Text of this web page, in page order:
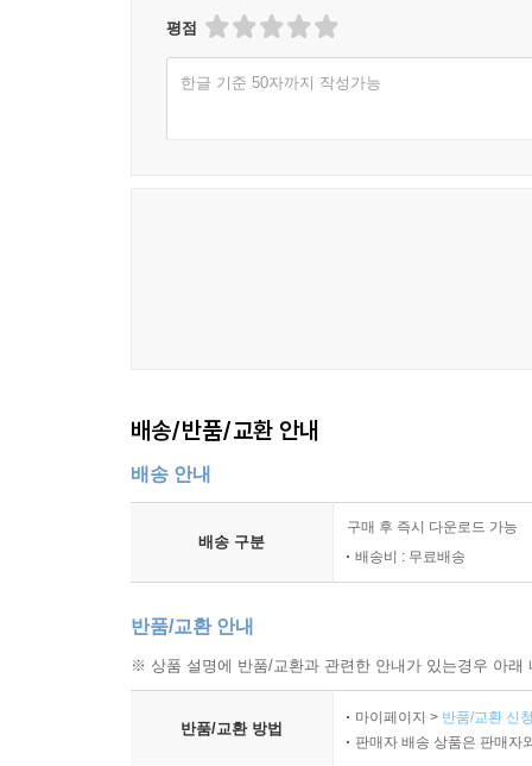
알려졌든 아직 알려지지 않았든 -망원경으로 볼
훑어 나가는 것이었다.”(본문 중에서_77쪽)
평점
한글 기준 50자까지 작성가능
배송/반품/교환 안내
배송 안내
배송 구분
구매 후 즉시 다운로드 가능
배송비 : 무료배송
반품/교환 안내
※ 상품 설명에 반품/교환과 관련한 안내가 있는경우 아
반품/교환 방법
마이페이지 > 반품/교환 신
판매자 배송 상품은 판매자